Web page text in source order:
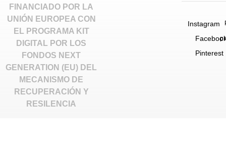
FINANCIADO POR LA
UNIÓN EUROPEA CON
EL PROGRAMA KIT
DIGITAL POR LOS
FONDOS NEXT
GENERATION (EU) DEL
MECANISMO DE
RECUPERACIÓN Y
RESILENCIA
Instagram
Pinterest